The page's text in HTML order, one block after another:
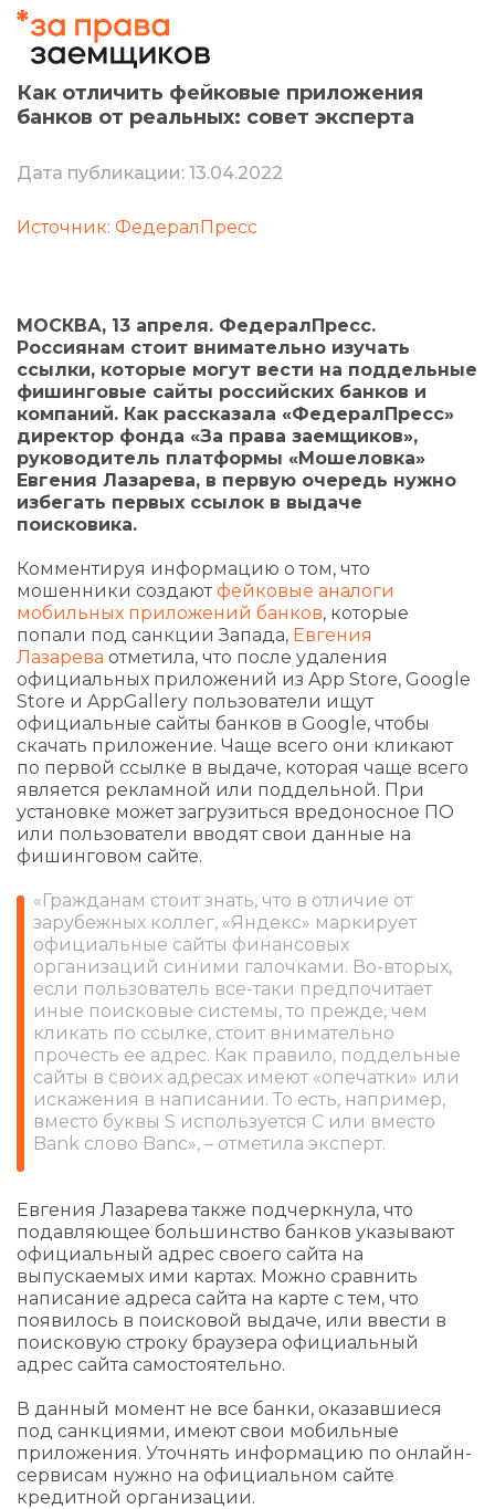
Как отличить фейковые приложения
банков от реальных: совет эксперта
Дата публикации: 13.04.2022
Источник: ФедералПресс
МОСКВА, 13 апреля. ФедералПресс.
Россиянам стоит внимательно изучать
ссылки, которые могут вести на поддельные
фишинговые сайты российских банков и
компаний. Как рассказала «ФедералПресс»
директор фонда «За права заемщиков»,
руководитель платформы «Мошеловка»
Евгения Лазарева, в первую очередь нужно
избегать первых ссылок в выдаче
поисковика.
Комментируя информацию о том, что
мошенники создаютфейковые аналоги
мобильных приложений банков, которые
попали под санкции Запада, Евгения
Лазарева отметила, что после удаления
официальных приложений из App Store, Google
Store и AppGallery пользователи ищут
официальные сайты банков в Google, чтобы
скачать приложение. Чаще всего они кликают
по первой ссылке в выдаче, которая чаще всего
является рекламной или поддельной. При
установке может загрузиться вредоносное ПО
или пользователи вводят свои данные на
фишинговом сайте.
«Гражданам стоит знать, что в отличие от
зарубежных коллег, «Яндекс» маркирует
официальные сайты финансовых
организаций синими галочками. Во-вторых,
если пользователь все-таки предпочитает
иные поисковые системы, то прежде, чем
кликать по ссылке, стоит внимательно
прочесть ее адрес. Как правило, поддельные
сайты в своих адресах имеют «опечатки» или
искажения в написании. То есть, например,
вместо буквы S используется С или вместо
Bank слово Banc», – отметила эксперт.
Евгения Лазарева также подчеркнула, что
подавляющее большинство банков указывают
официальный адрес своего сайта на
выпускаемых ими картах. Можно сравнить
написание адреса сайта на карте с тем, что
появилось в поисковой выдаче, или ввести в
поисковую строку браузера официальный
адрес сайта самостоятельно.
В данный момент не все банки, оказавшиеся
под санкциями, имеют свои мобильные
приложения. Уточнять информацию по онлайн-
сервисам нужно на официальном сайте
кредитной организации.